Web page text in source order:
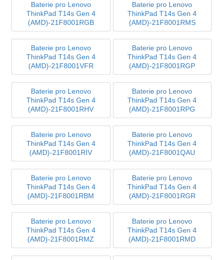
Baterie pro Lenovo
ThinkPad T14s Gen 4
(AMD)-21F8001RGB
Baterie pro Lenovo
ThinkPad T14s Gen 4
(AMD)-21F8001RMS
Baterie pro Lenovo
ThinkPad T14s Gen 4
(AMD)-21F8001VFR
Baterie pro Lenovo
ThinkPad T14s Gen 4
(AMD)-21F8001RGP
Baterie pro Lenovo
ThinkPad T14s Gen 4
(AMD)-21F8001RHV
Baterie pro Lenovo
ThinkPad T14s Gen 4
(AMD)-21F8001RPG
Baterie pro Lenovo
ThinkPad T14s Gen 4
(AMD)-21F8001RIV
Baterie pro Lenovo
ThinkPad T14s Gen 4
(AMD)-21F8001QAU
Baterie pro Lenovo
ThinkPad T14s Gen 4
(AMD)-21F8001RBM
Baterie pro Lenovo
ThinkPad T14s Gen 4
(AMD)-21F8001RGR
Baterie pro Lenovo
ThinkPad T14s Gen 4
(AMD)-21F8001RMZ
Baterie pro Lenovo
ThinkPad T14s Gen 4
(AMD)-21F8001RMD